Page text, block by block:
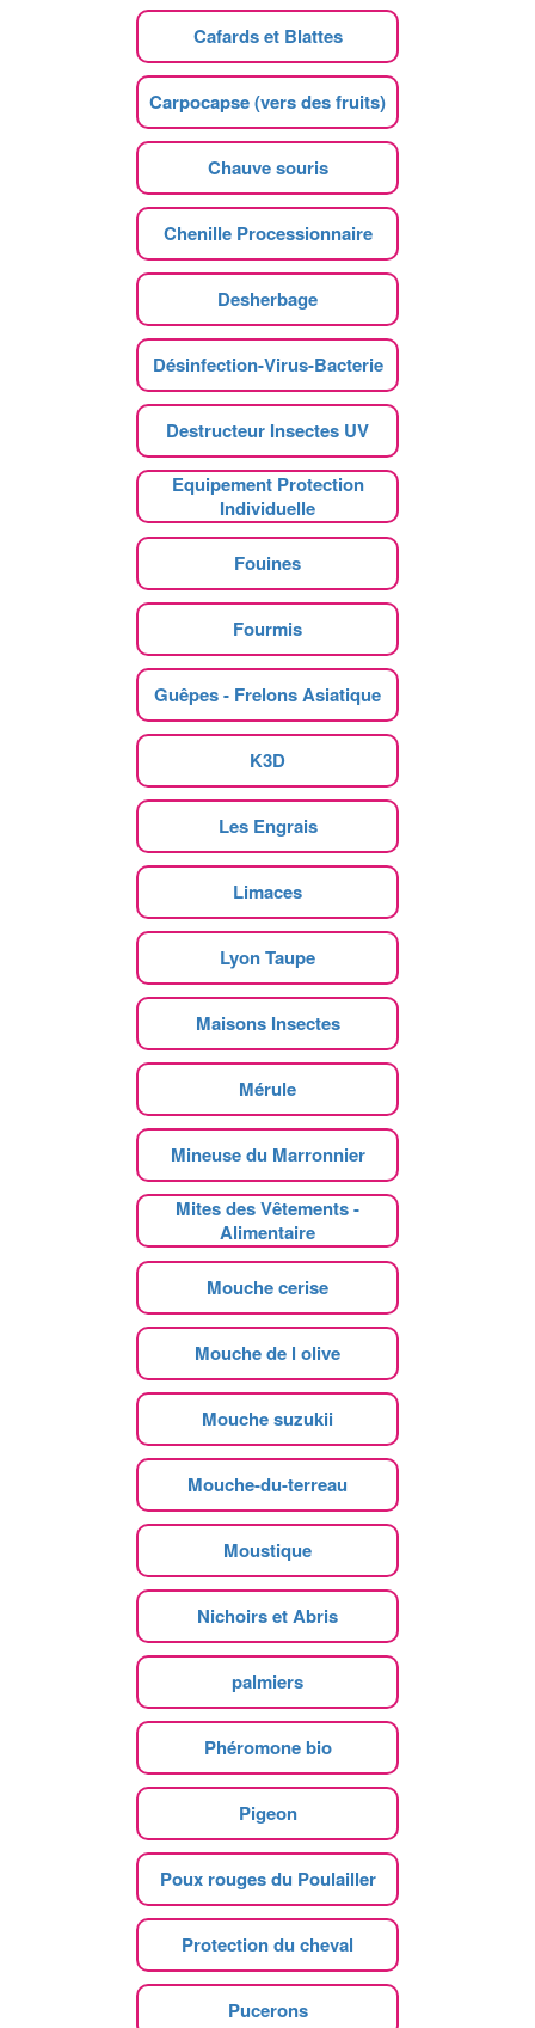
Cafards et Blattes
Carpocapse (vers des fruits)
Chauve souris
Chenille Processionnaire
Desherbage
Désinfection-Virus-Bacterie
Destructeur Insectes UV
Equipement Protection
Individuelle
Fouines
Fourmis
Guêpes - Frelons Asiatique
K3D
Les Engrais
Limaces
Lyon Taupe
Maisons Insectes
Mérule
Mineuse du Marronnier
Mites des Vêtements -
Alimentaire
Mouche cerise
Mouche de l olive
Mouche suzukii
Mouche-du-terreau
Moustique
Nichoirs et Abris
palmiers
Phéromone bio
Pigeon
Poux rouges du Poulailler
Protection du cheval
Pucerons